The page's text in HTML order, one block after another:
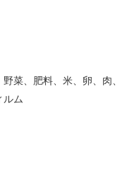
菜、肥料、米、卵、肉、
ルム